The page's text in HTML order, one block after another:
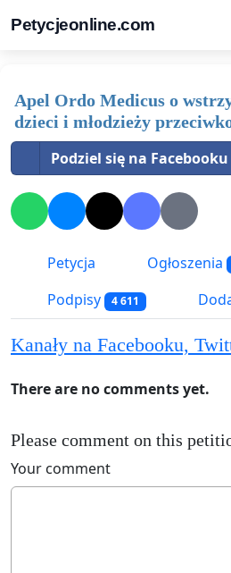
Petycjeonline.com
Apel Ordo Medicus o
dzieci i młodzieży
Podziel się na Facebooku
Petycja Ogłoszenia
Podpisy 4 611
Kanały na Facebooku,
There are no comments yet.
Please comment on this
Your comment